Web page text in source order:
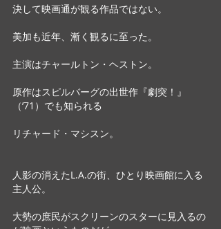
決して映画通が観る作品ではない。
美加も近年、漸く観るに至った。
主演はチャールトン・ヘストン。
原作はスピルバーグの出世作『劇突！』
（’71）でも知られる
リチャード・マシスン。
人影の消えたL.A.の街、ひとり映画館に入る
主人公。
大勢の庶民がスクリーンのスターに見入るの